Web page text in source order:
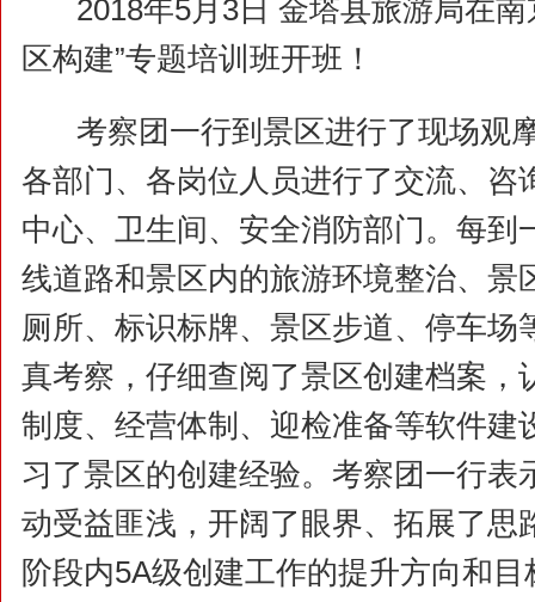
2018年5月3日 金塔县旅游局在
区构建”专题培训班开班！
考察团一行到景区进行了现场观
各部门、各岗位人员进行了交流、咨
中心、卫生间、安全消防部门。每到
线道路和景区内的旅游环境整治、景
厕所、标识标牌、景区步道、停车场
真考察，仔细查阅了景区创建档案，
制度、经营体制、迎检准备等软件建
习了景区的创建经验。考察团一行表
动受益匪浅，开阔了眼界、拓展了思
阶段内5A级创建工作的提升方向和